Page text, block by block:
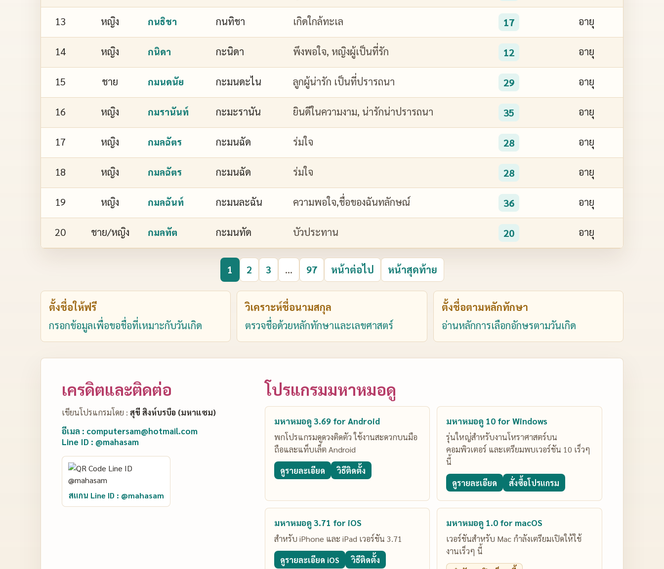
13 หญิง กนธิชา กนทิชา เกิดใกล้ทะเล 17 อายุ
14 หญิง กนิดา กะนิดา พึงพอใจ, หญิงผู้เป็นที่รัก 12 อายุ
15 ชาย กมนดนัย กะมนดะไน ลูกผู้น่ารัก เป็นที่ปรารถนา 29 อายุ
16 หญิง กมรานันท์ กะมะรานัน ยินดีในความงาม, น่ารักน่าปรารถนา 35 อายุ
17 หญิง กมลฉัตร กะมนฉัด ร่มใจ 28 อายุ
18 หญิง กมลฉัตร กะมนฉัด ร่มใจ 28 อายุ
19 หญิง กมลฉันท์ กะมนละฉัน ความพอใจ,ชื่อของฉันทลักษณ์ 36 อายุ
20 ชาย/หญิง กมลทัต กะมนทัด บัวประทาน 20 อายุ
1 2 3 ... 97 หน้าต่อไป หน้าสุดท้าย
ตั้งชื่อให้ฟรี
กรอกข้อมูลเพื่อขอชื่อที่เหมาะกับวันเกิด
วิเคราะห์ชื่อนามสกุล
ตรวจชื่อด้วยหลักทักษาและเลขศาสตร์
ตั้งชื่อตามหลักทักษา
อ่านหลักการเลือกอักษรตามวันเกิด
เครดิตและติดต่อ
เขียนโปรแกรมโดย : สุขี สิงห์บรบือ (มหาแซม)
อีเมล : computersam@hotmail.com
Line ID : @mahasam
สแกน Line ID : @mahasam
โปรแกรมมหาหมอดู
มหาหมอดู 3.69 for Android
พกโปรแกรมดูดวงติดตัว ใช้งานสะดวกบนมือ
ถือและแท็บเล็ต Android
ดูรายละเอียด วิธีติดตั้ง
มหาหมอดู 10 for Windows
รุ่นใหญ่สำหรับงานโหราศาสตร์บน
คอมพิวเตอร์ และเตรียมพบเวอร์ชัน 10 เร็วๆ
นี้
ดูรายละเอียด สั่งซื้อโปรแกรม
มหาหมอดู 3.71 for iOS
สำหรับ iPhone และ iPad เวอร์ชัน 3.71
ดูรายละเอียด iOS วิธีติดตั้ง
มหาหมอดู 1.0 for macOS
เวอร์ชันสำหรับ Mac กำลังเตรียมเปิดให้ใช้
งานเร็วๆ นี้